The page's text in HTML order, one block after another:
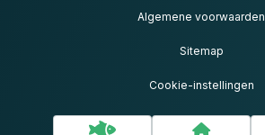
Algemene voorwaarden
Sitemap
Cookie-instellingen